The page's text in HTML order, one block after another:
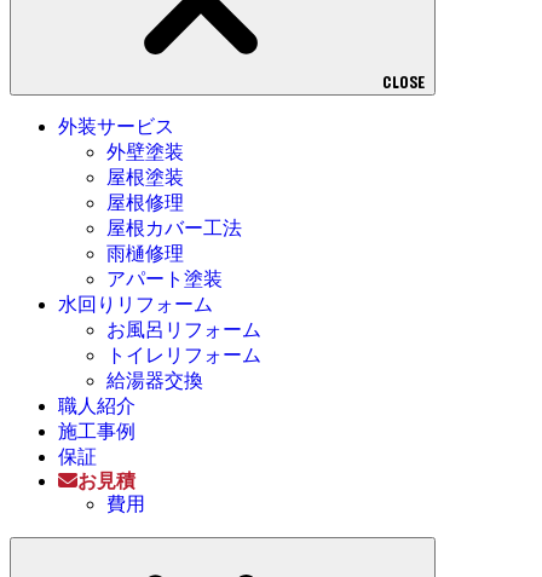
CLOSE
外装サービス
外壁塗装
屋根塗装
屋根修理
屋根カバー工法
雨樋修理
アパート塗装
水回りリフォーム
お風呂リフォーム
トイレリフォーム
給湯器交換
職人紹介
施工事例
保証
お見積
費用